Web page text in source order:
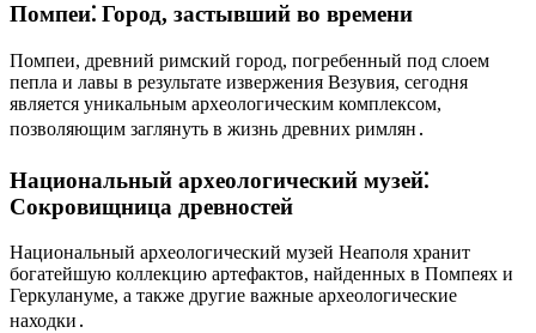
Помпеи⁚ Город, застывший во времени
Помпеи, древний римский город, погребенный под слоем
пепла и лавы в результате извержения Везувия, сегодня
является уникальным археологическим комплексом,
позволяющим заглянуть в жизнь древних римлян․
Национальный археологический музей⁚
Сокровищница древностей
Национальный археологический музей Неаполя хранит
богатейшую коллекцию артефактов, найденных в Помпеях и
Геркулануме, а также другие важные археологические
находки․